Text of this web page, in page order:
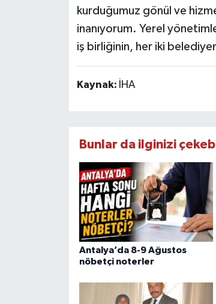
kurduğumuz gönül ve
inanıyorum. Yerel
iş birliğinin, her iki
Kaynak: İHA
Bunlar da ilginizi
Antalya’da 8-9 Ağustos
nöbetçi noterler